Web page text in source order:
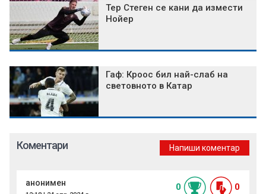
Тер Стеген се кани да измести
Нойер
Гаф: Кроос бил най-слаб на
световното в Катар
Коментари Напиши коментар
анонимен 0 0